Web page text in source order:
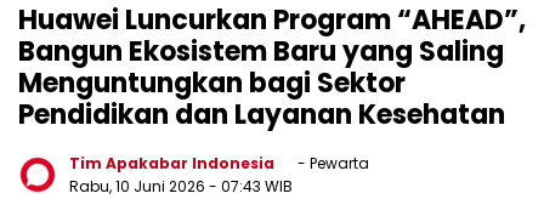
Huawei Luncurkan Program “AHEAD”,
Bangun Ekosistem Baru yang Saling
Menguntungkan bagi Sektor
Pendidikan dan Layanan Kesehatan
Tim Apakabar Indonesia
- Pewarta
Rabu, 10 Juni 2026 - 07:43 WIB